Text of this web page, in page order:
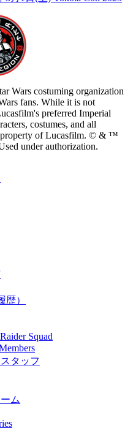
Wars costuming organization
fans. While it is not
preferred Imperial
costumes, and all
property of Lucasfilm. © & ™
under authorization.
歴）
Squad
タッフ
ム